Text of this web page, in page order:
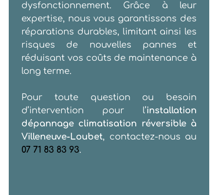
dysfonctionnement. Grâce à leur
expertise, nous vous garantissons des
réparations durables, limitant ainsi les
risques de nouvelles pannes et
réduisant vos coûts de maintenance à
long terme.
Pour toute question ou besoin
d’intervention pour l’installation
dépannage climatisation réversible à
Villeneuve-Loubet, contactez-nous au
07 71 83 83 93.